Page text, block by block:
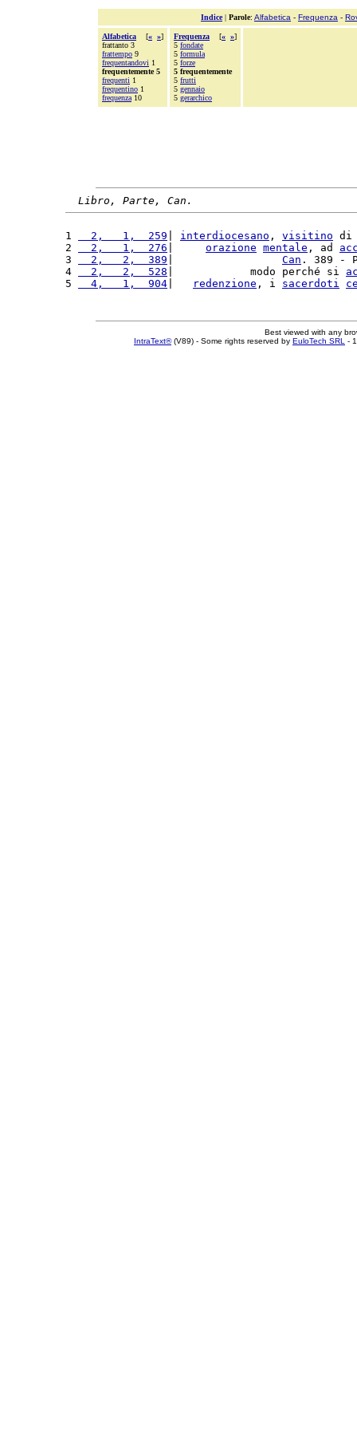
Indice| Parole: Alfabetica - Frequenza -
Alfabetica [« »]
frattanto 3
frattempo 9
frequentandovi 1
frequentemente 5
frequenti 1
frequentino 1
frequenza 10
Frequenza [« »]
5 fondate
5 formula
5 forze
5 frequentemente
5 frutti
5 gennaio
5 gerarchico
Libro, Parte, Can.
1
  2,   1,  259
interdiocesano , visitino
2
  2,   1,  276
orazione mentale , ad
3
  2,   2,  389
Can . 389 -
4
  2,   2,  528
|            modo perché si
5
  4,   1,  904
redenzione , i sacerdoti
Best viewed with any
IntraText®(V89) - Some rights reserved by EuloTech SRL -